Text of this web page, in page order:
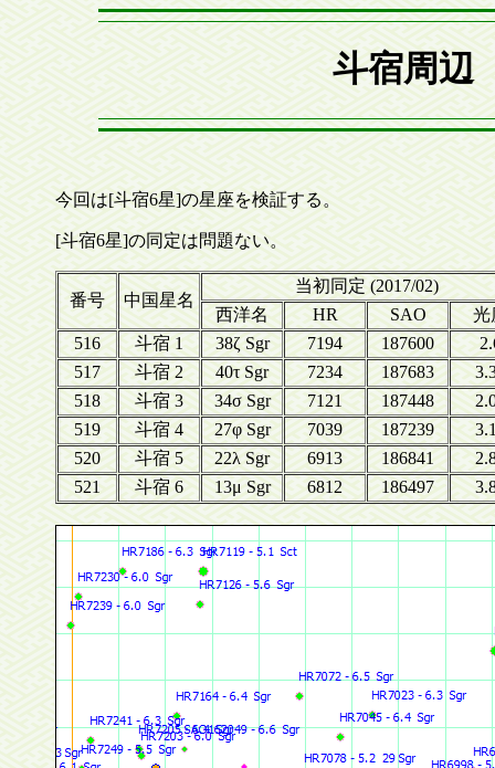
斗宿周
今回は[斗宿6星]の星座を検証する。
[斗宿6星]の同定は問題ない。
番号 中国星名
当初同定 (2017/02)
西洋名
HR SAO
光
516
斗宿 1 38ζ Sgr 7194 187600
517
斗宿 2 40τ Sgr 7234 187683
518
斗宿 3 34σ Sgr 7121 187448
519
斗宿 4 27φ Sgr 7039 187239
520
斗宿 5 22λ Sgr 6913 186841
521
斗宿 6 13μ Sgr 6812 186497